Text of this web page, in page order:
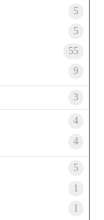
5
5
55
9
3
4
4
5
1
1